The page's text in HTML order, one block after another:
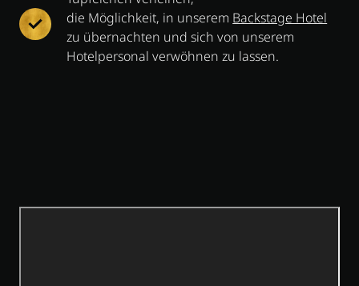
die Möglichkeit, in unserem Backstage Hotel
zu übernachten und sich von unserem
Hotelpersonal verwöhnen zu lassen.